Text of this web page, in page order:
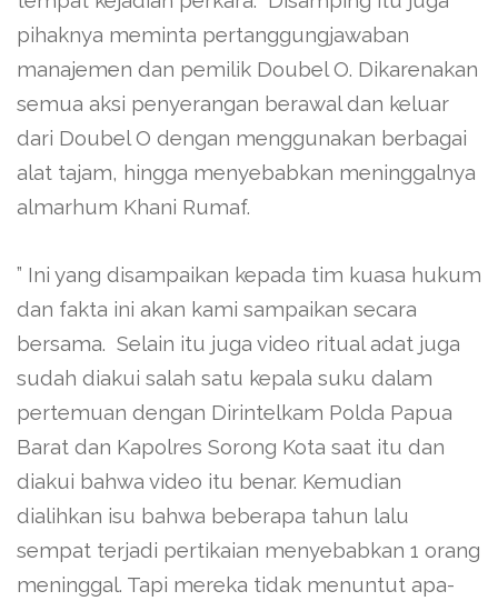
pihaknya meminta pertanggungjawaban
manajemen dan pemilik Doubel O. Dikarenakan
semua aksi penyerangan berawal dan keluar
dari Doubel O dengan menggunakan berbagai
alat tajam, hingga menyebabkan meninggalnya
almarhum Khani Rumaf.
” Ini yang disampaikan kepada tim kuasa hukum
dan fakta ini akan kami sampaikan secara
bersama. Selain itu juga video ritual adat juga
sudah diakui salah satu kepala suku dalam
pertemuan dengan Dirintelkam Polda Papua
Barat dan Kapolres Sorong Kota saat itu dan
diakui bahwa video itu benar. Kemudian
dialihkan isu bahwa beberapa tahun lalu
sempat terjadi pertikaian menyebabkan 1 orang
meninggal. Tapi mereka tidak menuntut apa-